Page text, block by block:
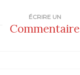
ÉCRIRE UN
Commentaire